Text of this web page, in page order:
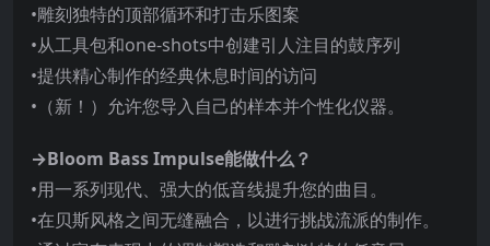
•雕刻独特的顶部循环和打击乐图案
•从工具包和one-shots中创建引人注目的鼓序列
•提供精心制作的经典休息时间的访问
•（新！）允许您导入自己的样本并个性化仪器。
→Bloom Bass Impulse能做什么？
•用一系列现代、强大的低音线提升您的曲目。
•在贝斯风格之间无缝融合，以进行挑战流派的制作。